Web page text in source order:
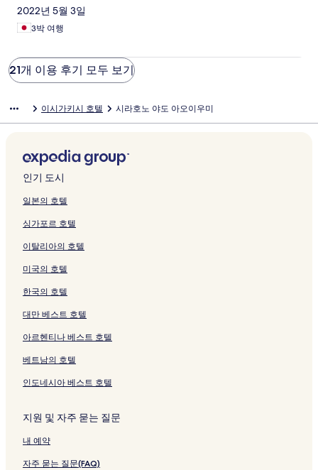
2022년 5월 3일
3박 여행
21개 이용 후기 모두 보기
이시가키시 호텔 시라호노 야도 아오이우미
인기 도시
일본의 호텔
싱가포르 호텔
이탈리아의 호텔
미국의 호텔
한국의 호텔
대만 베스트 호텔
아르헨티나 베스트 호텔
베트남의 호텔
인도네시아 베스트 호텔
지원 및 자주 묻는 질문
내 예약
자주 묻는 질문(FAQ)